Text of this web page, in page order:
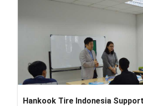
Hankook Tire Indonesia